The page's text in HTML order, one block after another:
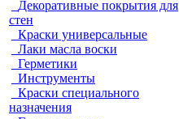
Декоративные покрытия для
стен
Краски универсальные
Лаки масла воски
Герметики
Инструменты
Краски специального
назначения